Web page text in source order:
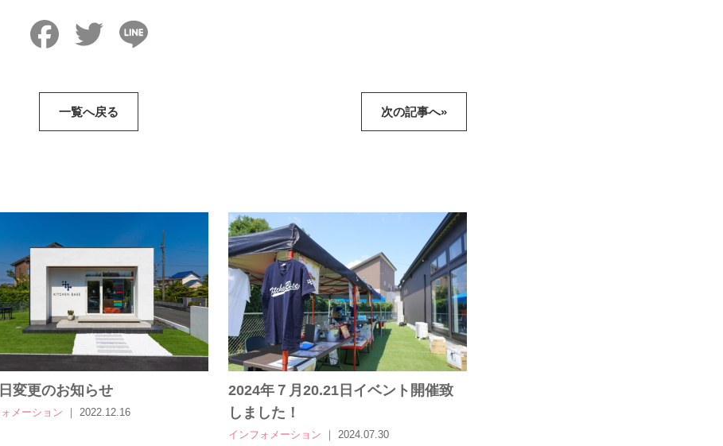
FacebookTwitter
一覧へ戻る 次の記事へ»
変更のお知らせ
メーション ｜ 2022.12.16
2024年７月20.21日イベント開催致
しました！
インフォメーション ｜ 2024.07.30